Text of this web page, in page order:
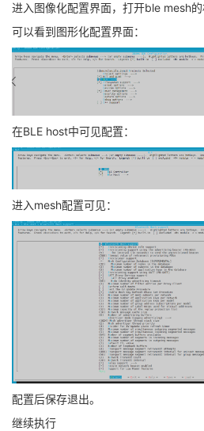
进入图像化配置界面，打开ble mesh的
可以看到图形化配置界面：
在BLE host中可见配置：
进入mesh配置可见：
配置后保存退出。
继续执行